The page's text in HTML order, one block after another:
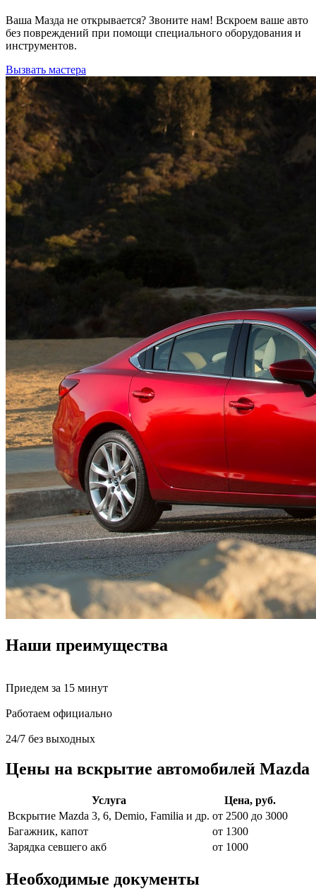
Ваша Мазда не открывается? Звоните нам! Вскроем ваше авто
без повреждений при помощи специального оборудования и
инструментов.
Вызвать мастера
Наши преимущества
Приедем за 15 минут
Работаем официально
24/7 без выходных
Цены на вскрытие автомобилей Mazda
Услуга
Цена, руб.
Вскрытие Mazda 3, 6, Demio, Familia и др. от 2500 до 3000
Багажник, капот
от 1300
Зарядка севшего акб
от 1000
Необходимые документы